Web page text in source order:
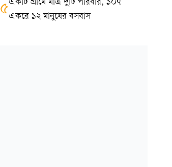
৫একটি গ্রামে মাত্র দুটি পরিবার, ১০৭
একরে ১২ মানুষের বসবাস